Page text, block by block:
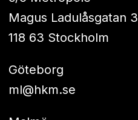
Magus Ladulåsgatan 3
118 63 Stockholm
Göteborg
ml@hkm.se